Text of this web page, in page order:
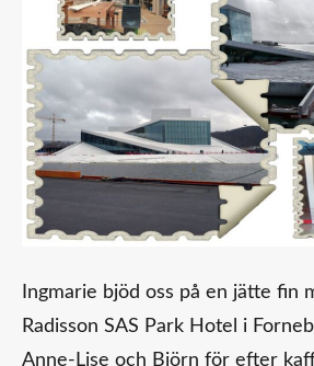
Ingmarie bjöd oss på en jätte fin
Radisson SAS Park Hotel i
Anne-Lise och Björn för efter